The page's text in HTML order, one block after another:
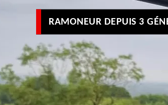
RAMONEUR DEPUIS 3